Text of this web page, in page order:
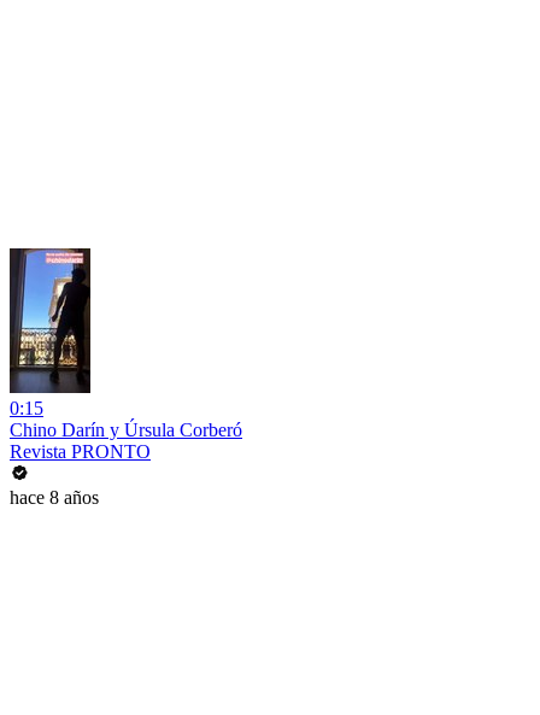
0:15
Chino Darín y Úrsula Corberó
Revista PRONTO
hace 8 años